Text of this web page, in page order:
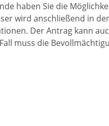
haben Sie die
wird anschließend in
Der Antrag kann
muss die